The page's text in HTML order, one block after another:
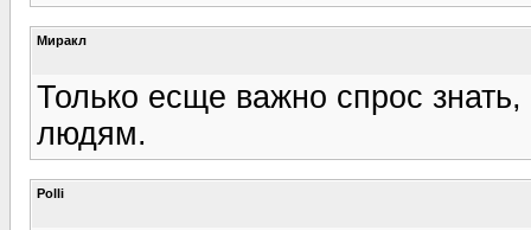
Миракл
Только есще важно спрос
людям.
Polli